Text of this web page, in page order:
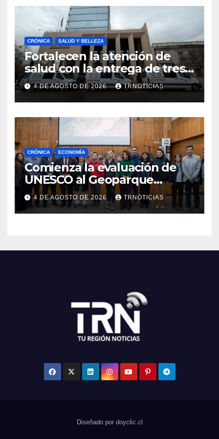
CRÓNICA SALUD Y BELLEZA
Fortalecen la atención de
salud con la entrega de tres
nuevas ambulancias para
Cauquenes y Sagrada Familia
4 DE AGOSTO DE 2026 TRNOTICIAS
CRÓNICA ECONOMÍA
Comienza la evaluación de
UNESCO al Geoparque
Aspirante Pillanmapu en el
Maule
4 DE AGOSTO DE 2026 TRNOTICIAS
Diseñado por doyclic.cl